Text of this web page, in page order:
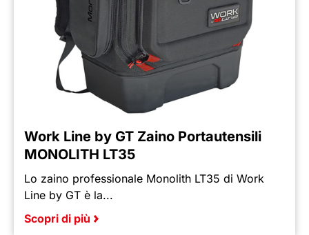
Work Line by GT Zaino Portautensili
MONOLITH LT35
Lo zaino professionale Monolith LT35 di Work
Line by GT è la...
Scopri di più